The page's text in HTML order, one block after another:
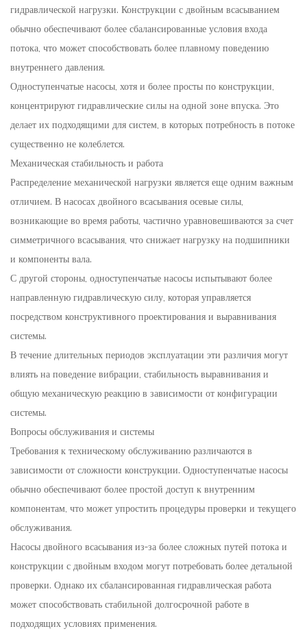
гидравлической нагрузки. Конструкции с двойным всасыванием
обычно обеспечивают более сбалансированные условия входа
потока, что может способствовать более плавному поведению
внутреннего давления.
Одноступенчатые насосы, хотя и более просты по конструкции,
концентрируют гидравлические силы на одной зоне впуска. Это
делает их подходящими для систем, в которых потребность в потоке
существенно не колеблется.
Механическая стабильность и работа
Распределение механической нагрузки является еще одним важным
отличием. В насосах двойного всасывания осевые силы,
возникающие во время работы, частично уравновешиваются за счет
симметричного всасывания, что снижает нагрузку на подшипники
и компоненты вала.
С другой стороны, одноступенчатые насосы испытывают более
направленную гидравлическую силу, которая управляется
посредством конструктивного проектирования и выравнивания
системы.
В течение длительных периодов эксплуатации эти различия могут
влиять на поведение вибрации, стабильность выравнивания и
общую механическую реакцию в зависимости от конфигурации
системы.
Вопросы обслуживания и системы
Требования к техническому обслуживанию различаются в
зависимости от сложности конструкции. Одноступенчатые насосы
обычно обеспечивают более простой доступ к внутренним
компонентам, что может упростить процедуры проверки и текущего
обслуживания.
Насосы двойного всасывания из-за более сложных путей потока и
конструкции с двойным входом могут потребовать более детальной
проверки. Однако их сбалансированная гидравлическая работа
может способствовать стабильной долгосрочной работе в
подходящих условиях применения.